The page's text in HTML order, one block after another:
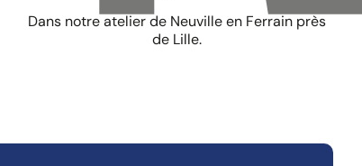
Dans notre atelier de Neuville en Ferrain près
de Lille.